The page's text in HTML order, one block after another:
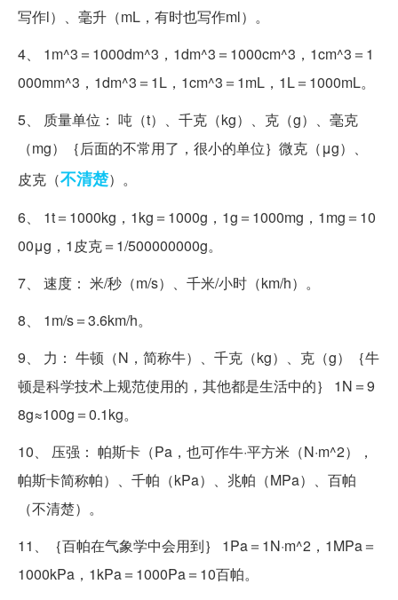
写作l）、毫升（mL，有时也写作ml）。
4、 1m^3＝1000dm^3，1dm^3＝1000cm^3，1cm^3＝1
000mm^3，1dm^3＝1L，1cm^3＝1mL，1L＝1000mL。
5、 质量单位： 吨（t）、千克（kg）、克（g）、毫克
（mg）｛后面的不常用了，很小的单位｝微克（μg）、
皮克（不清楚）。
6、 1t＝1000kg，1kg＝1000g，1g＝1000mg，1mg＝10
00μg，1皮克＝1/500000000g。
7、 速度： 米/秒（m/s）、千米/小时（km/h）。
8、 1m/s＝3.6km/h。
9、 力： 牛顿（N，简称牛）、千克（kg）、克（g）｛牛
顿是科学技术上规范使用的，其他都是生活中的｝ 1N＝9
8g≈100g＝0.1kg。
10、 压强： 帕斯卡（Pa，也可作牛·平方米（N·m^2），
帕斯卡简称帕）、千帕（kPa）、兆帕（MPa）、百帕
（不清楚）。
11、｛百帕在气象学中会用到｝ 1Pa＝1N·m^2，1MPa＝
1000kPa，1kPa＝1000Pa＝10百帕。